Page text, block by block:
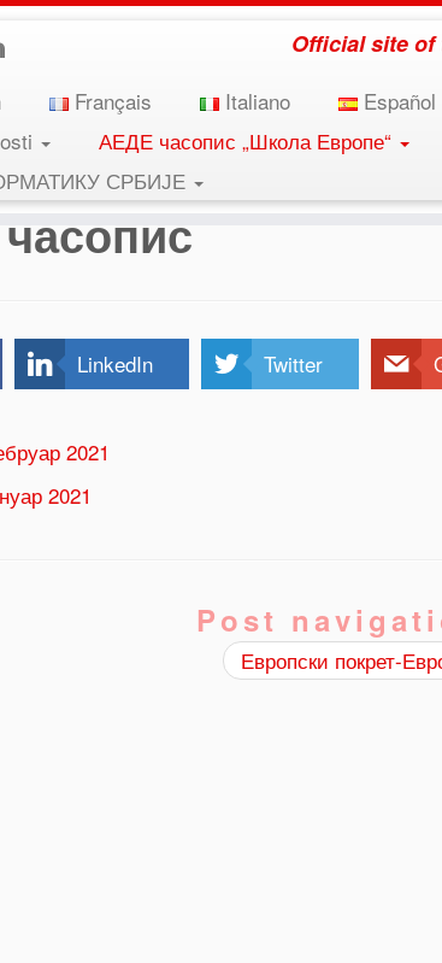
Official site of
Français Italiano Español
АЕДЕ часопис „Школа Европе“
СРБИЈЕ
LinkedIn Twitter
2021
2021
Post
Европски покрет-